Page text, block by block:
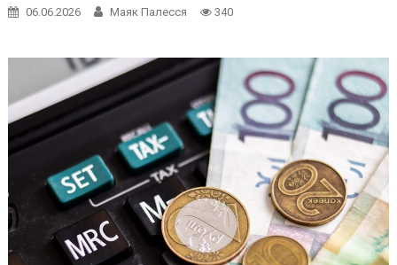
06.06.2026 Маяк Палесся 340